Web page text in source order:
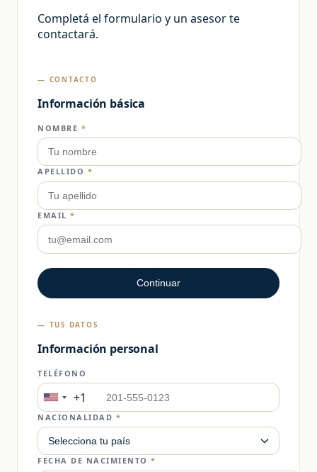
Completá el formulario y un asesor te
contactará.
— CONTACTO
Información básica
NOMBRE *
APELLIDO *
EMAIL*
Continuar
— TUS DATOS
Información personal
TELÉFONO
United
States
+1
+1
NACIONALIDAD *
FECHA DE NACIMIENTO*